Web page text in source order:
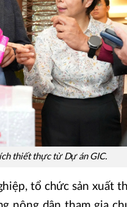
thiết thực từ Dự án GIC.
tổ chức sản xuất